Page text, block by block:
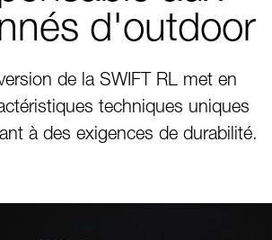
d'outdoor
de la SWIFT RL met en
techniques uniques
à des exigences de durabilité.